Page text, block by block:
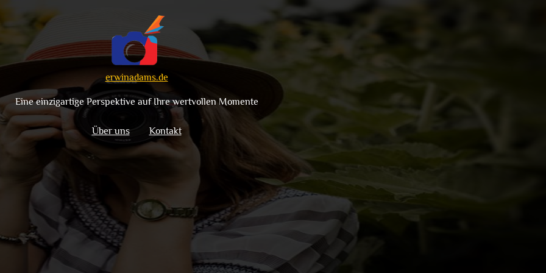
erwinadams.de
Eine einzigartige Perspektive auf Ihre wertvollen Momente
Über uns Kontakt